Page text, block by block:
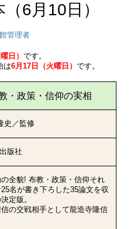
6月10日）
管理者
日） です。
は6月17日（火曜日） です。
・政策・信仰の実相
史／監修
版社
全貌! 布教・政策・信仰それ
名が書き下ろした35論文を収
定版。
の交戦相手として龍造寺隆信